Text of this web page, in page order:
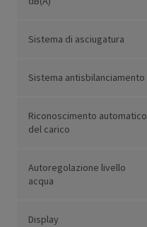
Sistema di asciugatura
Sistema antisbilanciamento
Riconoscimento automatico
del carico
Autoregolazione livello
acqua
Display